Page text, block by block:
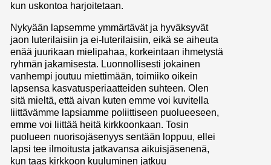
kun uskontoa harjoitetaan.
Nykyään lapsemme ymmärtävät ja hyväksyvät
jaon luterilaisiin ja ei-luterilaisiin, eikä se aiheuta
enää juurikaan mielipahaa, korkeintaan ihmetystä
ryhmän jakamisesta. Luonnollisesti jokainen
vanhempi joutuu miettimään, toimiiko oikein
lapsensa kasvatusperiaatteiden suhteen. Olen
sitä mieltä, että aivan kuten emme voi kuvitella
liittävämme lapsiamme poliittiseen puolueeseen,
emme voi liittää heitä kirkkoonkaan. Tosin
puolueen nuorisojäsenyys sentään loppuu, ellei
lapsi tee ilmoitusta jatkavansa aikuisjäsenenä,
kun taas kirkkoon kuuluminen jatkuu